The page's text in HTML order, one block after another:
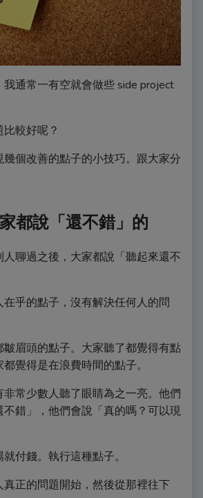
通常一有空就會做些 side project
較好呢？
個改善的點子的小技巧。跟大家分
都說「還不錯」的
聊過之後，大家都說「聽起來還不
乎的點子，沒有解決任何人的問
眉頭的點子。大家聽了都覺得有點
覺得是在浪費時間的點子。
常少數人聽了眼睛為之一亮。他們
錯」，他們會說「真的嗎？可以現
付錢。執行這種點子。
真正的問題開始，然後從那裡往下